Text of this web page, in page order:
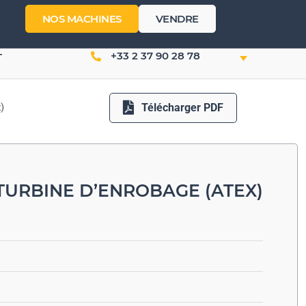
NOS MACHINES VENDRE
+33 2 37 90 28 78
Télécharger PDF
D’ENROBAGE (ATEX)